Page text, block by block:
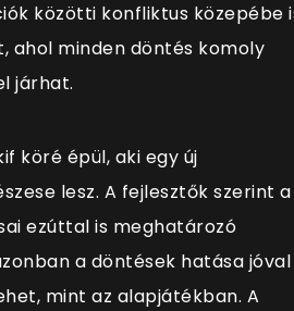
közötti konfliktus közepébe
ahol minden döntés komoly
járhat.
köré épül, aki egy új
lesz. A fejlesztők szerint a
ezúttal is meghatározó
a döntések hatása jóval
mint az alapjátékban. A